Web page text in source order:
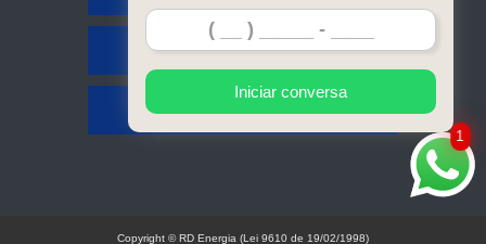
Contato
Mapa do site
1
Iniciar conversa
Copyright © RD Energia (Lei 9610 de 19/02/1998)